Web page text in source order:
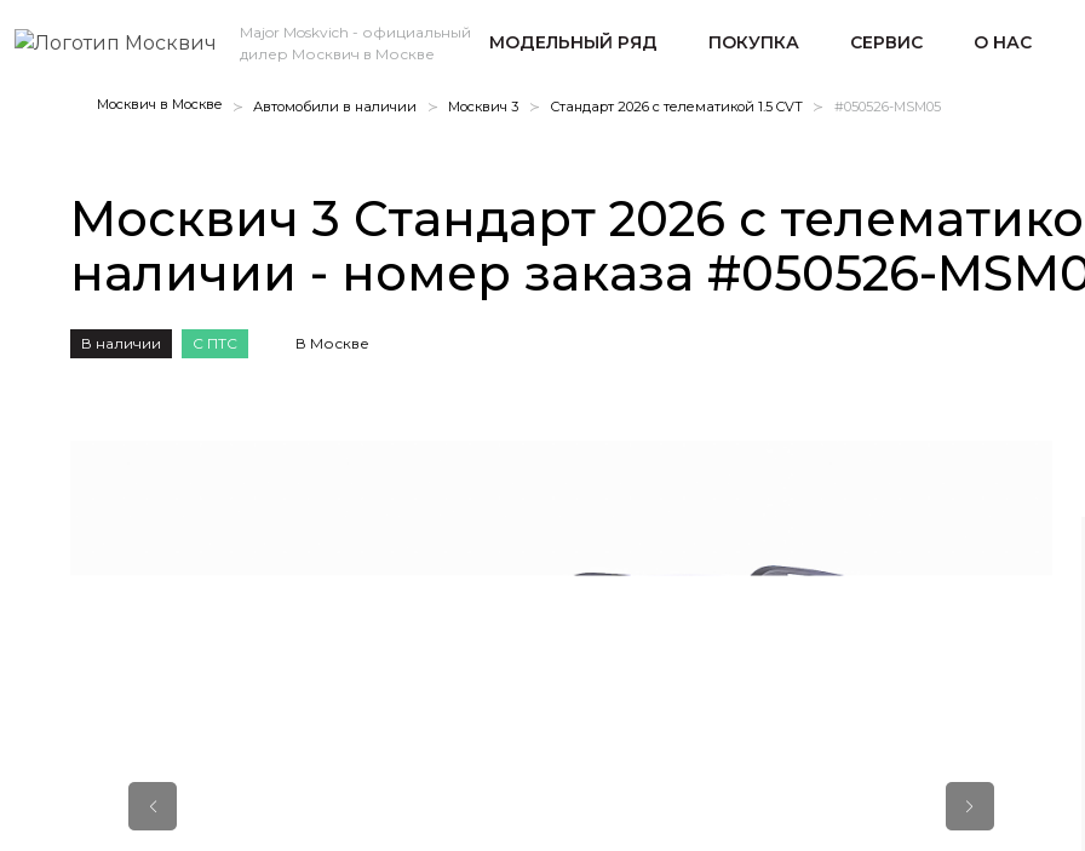
Major Moskvich - официальный
дилер Москвич в Москве
МОДЕЛЬНЫЙ РЯД ПОКУПКА СЕРВИС О НАС
Москвич в Москве Автомобили в наличии Москвич 3 Стандарт 2026 с телематикой 1.5 CVT #050526-MSM05
Москвич 3 Стандарт 2026 с
наличии - номер заказа #050526-
В наличии С ПТС В Москве